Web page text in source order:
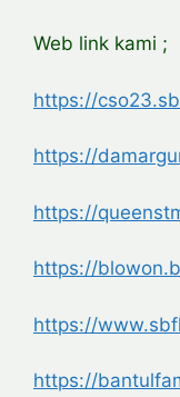
Web link kami ;
https://
https://
https://
https://
https://
https://